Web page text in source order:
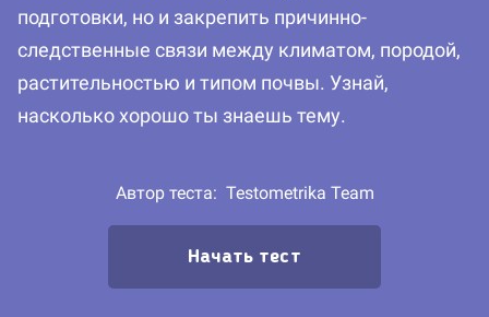
подготовки, но и закрепить причинно-
следственные связи между климатом, породой,
растительностью и типом почвы. Узнай,
насколько хорошо ты знаешь тему.
Автор теста: Testometrika Team
Начать тест